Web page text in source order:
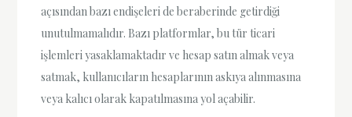
açısından bazı endişeleri de beraberinde getirdiği
unutulmamalıdır. Bazı platformlar, bu tür ticari
işlemleri yasaklamaktadır ve hesap satın almak veya
satmak, kullanıcıların hesaplarının askıya alınmasına
veya kalıcı olarak kapatılmasına yol açabilir.